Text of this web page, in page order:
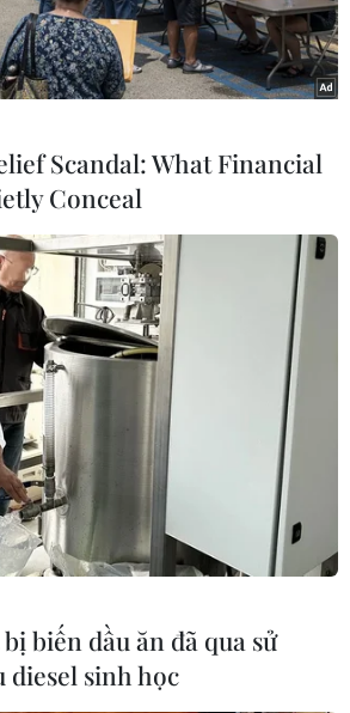
trợ nhân đạo của Nga sang miền Đông
(Nguồn: AFP/TTXVN)
nói nước Nga, ngày 12/12,
của Nga tại Tổ chức An
Âu (OSCE), ông Andrey
mang đóng góp thực chất
thang khủng hoảng Ukraine,
đối thoại giữa các bên xung
theo lời mời của phía Ukraine,
sự Nga đang giúp các bên
Scandal: What Financial
Conceal
biến dầu ăn đã qua sử
diesel sinh học